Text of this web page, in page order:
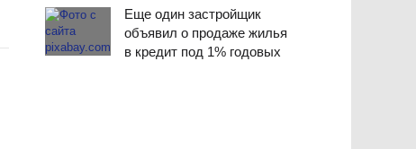
Еще один застройщик
объявил о продаже жилья
в кредит под 1% годовых